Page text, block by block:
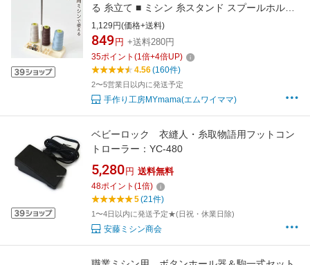
る 糸立て ■ ミシン 糸スタンド スプールホルダ
ー 3本 家庭用 太巻き糸 収納 簡単 ボビン工業用
業務用 業務用大巻 糸たて ハンドメイド 手芸 手
作り 糸 djh23 クリスマス X'mas プレゼント
Xmas ■
1,129円(価格+送料)
849 円 +送料280円
35ポイント (1倍+4倍UP)
4.56(160件)
2〜5営業日以内に発送予定
手作り工房MYmama(エムワイママ)
ベビーロック 衣縫人・糸取物語用フットコン
トローラー：YC-480
5,280 円 送料無料
48ポイント (1倍)
5(21件)
1〜4日以内に発送予定★(日祝・休業日除)
安藤ミシン商会